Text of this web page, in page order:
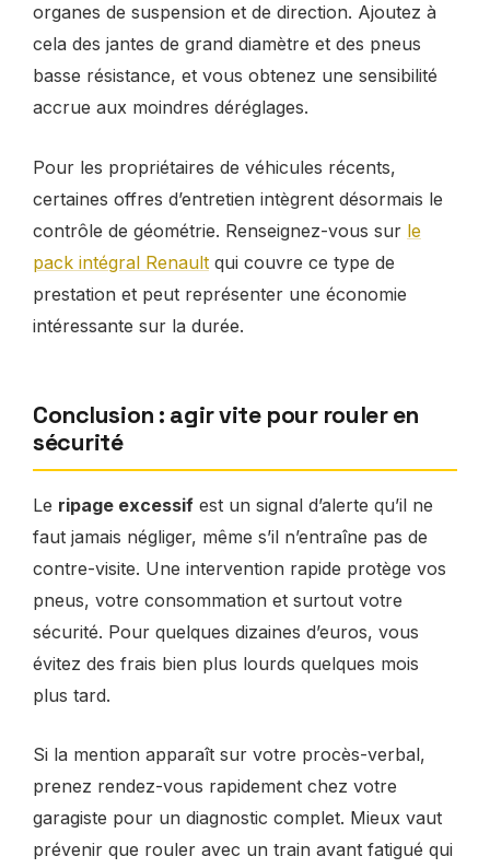
organes de suspension et de direction. Ajoutez à
cela des jantes de grand diamètre et des pneus
basse résistance, et vous obtenez une sensibilité
accrue aux moindres déréglages.
Pour les propriétaires de véhicules récents,
certaines offres d’entretien intègrent désormais le
contrôle de géométrie. Renseignez-vous sur le
pack intégral Renault qui couvre ce type de
prestation et peut représenter une économie
intéressante sur la durée.
Conclusion : agir vite pour rouler en
sécurité
Le ripage excessif est un signal d’alerte qu’il ne
faut jamais négliger, même s’il n’entraîne pas de
contre-visite. Une intervention rapide protège vos
pneus, votre consommation et surtout votre
sécurité. Pour quelques dizaines d’euros, vous
évitez des frais bien plus lourds quelques mois
plus tard.
Si la mention apparaît sur votre procès-verbal,
prenez rendez-vous rapidement chez votre
garagiste pour un diagnostic complet. Mieux vaut
prévenir que rouler avec un train avant fatigué qui